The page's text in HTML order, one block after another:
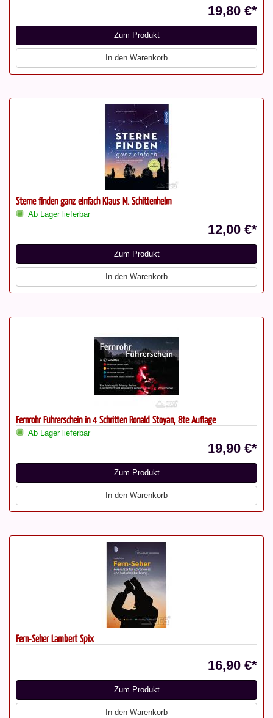
19,80 €*
Zum Produkt
In den Warenkorb
Sterne finden ganz einfach Klaus M. Schittenhelm
Ab Lager lieferbar
12,00 €*
Zum Produkt
In den Warenkorb
Fernrohr Führerschein in 4 Schritten Ronald Stoyan, 8te Auflage
Ab Lager lieferbar
19,90 €*
Zum Produkt
In den Warenkorb
Fern-Seher Lambert Spix
16,90 €*
Zum Produkt
In den Warenkorb